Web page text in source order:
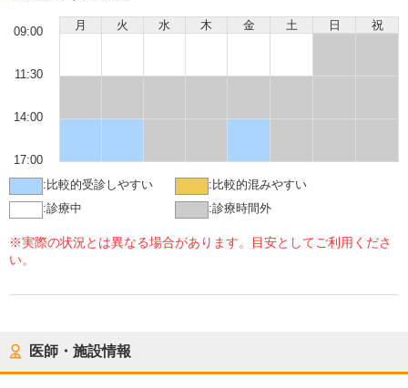
月 火 水 木 金 土 日 祝
09:00
11:30
14:00
17:00
: 比較的受診しやすい : 比較的混みやすい
:診療中 :診療時間外
※実際の状況とは異なる場合があります。目安としてご利用くださ
い。
医師・施設情報